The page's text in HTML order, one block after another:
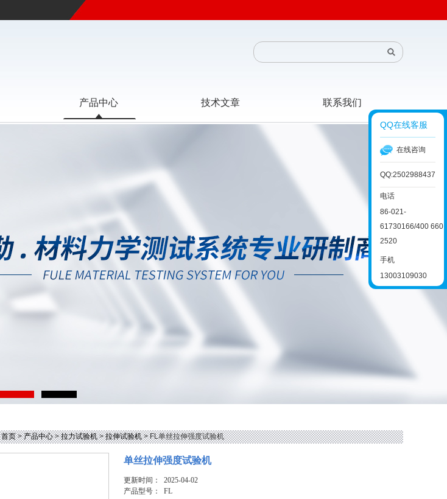
产品中心 技术文章 联系我们
首页>产品中心>拉力试验机>拉伸试验机> FL单丝拉伸强度试验机
单丝拉伸强度试验机
更新时间： 2025-04-02
产品型号：FL
QQ在线客服
在线咨询
QQ:2502988437
电话
86-021-
61730166/400 660
2520
手机
13003109030